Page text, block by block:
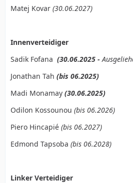
Matej Kovar (30.06.2027)
Innenverteidiger
Sadik Fofana (30.06.2025 -
Jonathan Tah (bis 06.2025)
Madi Monamay (30.06.2025)
Odilon Kossounou (bis 06.2026)
Piero Hincapié (bis 06.2027)
Edmond Tapsoba (bis 06.2028)
Linker Verteidiger